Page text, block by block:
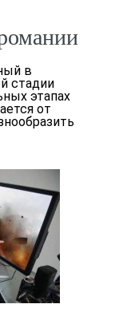
в
стадии
этапах
от